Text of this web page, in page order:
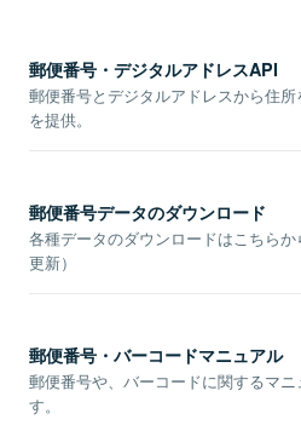
郵便番号・デジタルアドレスAPI
郵便番号とデジタルアドレスから住
を提供。
郵便番号データのダウンロード
各種データのダウンロードはこちらか
更新）
郵便番号・バーコードマニュアル
郵便番号や、バーコードに関するマ
す。